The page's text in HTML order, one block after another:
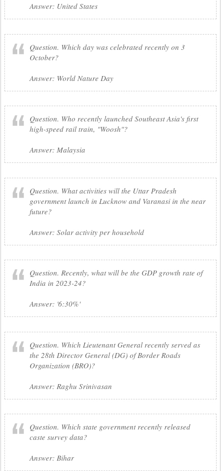
Answer: United States
Question. Which day was celebrated recently on 3
October?
Answer: World Nature Day
Question. Who recently launched Southeast Asia's first
high-speed rail train, "Woosh"?
Answer: Malaysia
Question. What activities will the Uttar Pradesh
government launch in Lucknow and Varanasi in the near
future?
Answer: Solar activity per household
Question. Recently, what will be the GDP growth rate of
India in 2023-24?
Answer: '6:30%'
Question. Which Lieutenant General recently served as
the 28th Director General (DG) of Border Roads
Organization (BRO)?
Answer: Raghu Srinivasan
Question. Which state government recently released
caste survey data?
Answer: Bihar